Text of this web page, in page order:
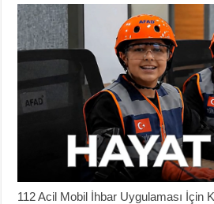
112 Acil Mobil İhbar Uygulaması İçin